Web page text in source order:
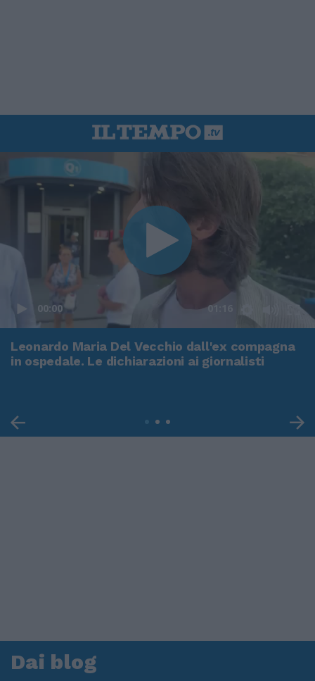
00:00 01:16
Leonardo Maria Del Vecchio dall'ex compagna
in ospedale. Le dichiarazioni ai giornalisti
Dai blog